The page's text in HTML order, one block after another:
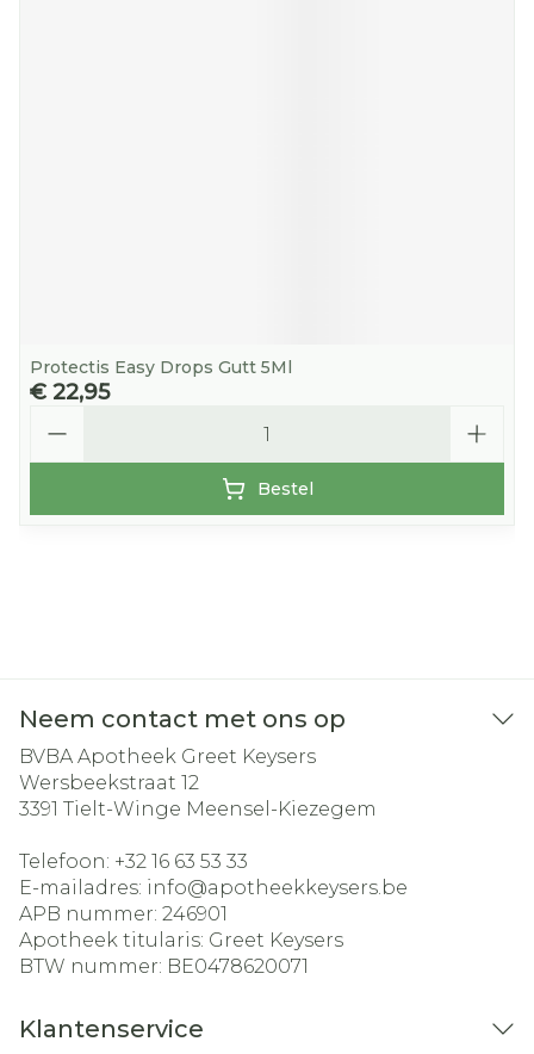
Protectis Easy Drops Gutt 5Ml
€ 22,95
Bestel
Neem contact met ons op
BVBA Apotheek Greet Keysers
Wersbeekstraat 12
3391 Tielt-Winge Meensel-Kiezegem
Telefoon: +32 16 63 53 33
E-mailadres: info@apotheekkeysers.be
APB nummer: 246901
Apotheek titularis: Greet Keysers
BTW nummer: BE0478620071
Klantenservice